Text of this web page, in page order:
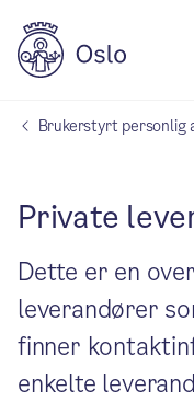
Brukerstyrt personlig
Private
Dette er en
leverandører
finner
enkelte